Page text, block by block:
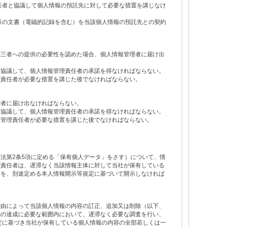
と協議して個人情報の預託先に対して必要な措置を講じなけ
文書（電磁的記録を含む）を当該個人情報の預託先との契約
者への提供の必要性を認めた場合、個人情報管理者に届け出
して、個人情報管理責任者の承諾を得なければならない。
任者が必要な措置を講じた後でなければならない。
に届け出なければならない。
して、個人情報管理責任者の承諾を得なければならない。
責任者が必要な措置を講じた後でなければならない。
第2条5項に定める「保有個人データ」をさす）について、情
任者は、遅滞なく当該情報主体に対して当社が保有している
、別途定める本人情報開示等規定に基づいて開示しなければ
よって当該個人情報の内容の訂正、追加又は削除（以下、
成に必要な範囲内において、遅滞なく必要な調査を行い、
基づき当社が保有している個人情報の内容の全部若しくは一